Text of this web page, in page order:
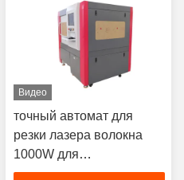
Видео
точный автомат для
резки лазера волокна
1000W для
металлического листа